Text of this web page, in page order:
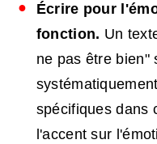
Écrire pour
fonction. Un
ne pas être bien"
spécifiques dans
l'accent sur